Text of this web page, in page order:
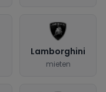
Lamborghini
mieten